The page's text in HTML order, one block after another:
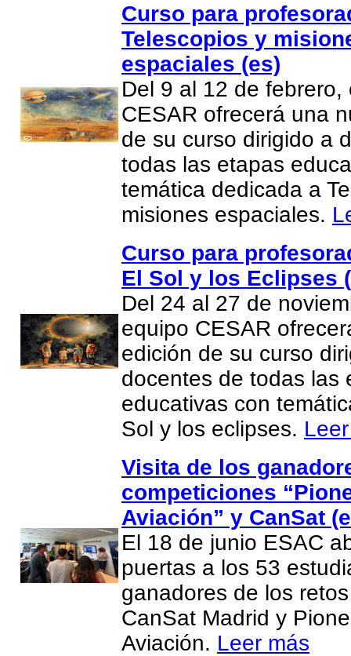
Curso para
Telescopios y
espaciales (es)
Del 9 al 12 de febrero,
CESAR ofrecerá una
de su curso dirigido a
todas las etapas
temática dedicada a
misiones espaciales.
Curso para
El Sol y los Eclipses
Del 24 al 27 de
equipo CESAR
edición de su curso
docentes de todas las
educativas con
Sol y los eclipses.
Visita de los
competiciones
Aviación” y CanSat
El 18 de junio ESAC
puertas a los 53
ganadores de los
CanSat Madrid y
Aviación. Leer más